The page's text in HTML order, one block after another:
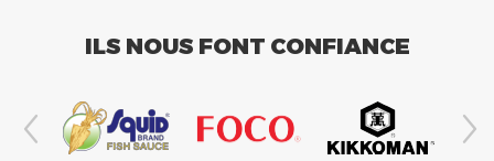
ILS NOUS FONT CONFIANCE